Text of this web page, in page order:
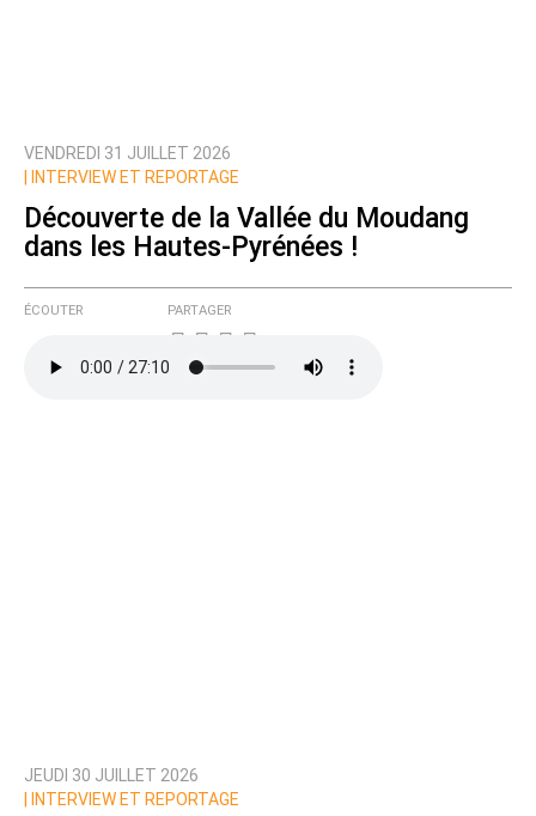
VENDREDI 31 JUILLET 2026
INTERVIEW ET REPORTAGE
Découverte de la Vallée du Moudang
dans les Hautes-Pyrénées !
ÉCOUTER PARTAGER
JEUDI 30 JUILLET 2026
INTERVIEW ET REPORTAGE